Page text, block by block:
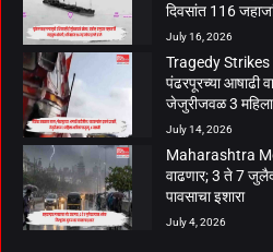
दिवसांत 116
July 16, 2026
Tragedy Strikes
पंढरपूरच्या आषाढी
जेजुरीजवळ 3
July 14, 2026
Maharashtra
वाढणार; 3 ते 7
पावसाचा इशारा
July 4, 2026